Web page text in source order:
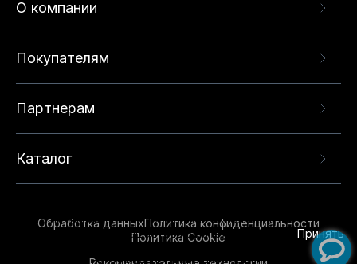
О компании
Покупателям
Партнерам
Каталог
Обработка данныхПолитика конфиденциальности
Политика Cookie
опыта на нашем сайте. Продолжая использовать
данный сайт, вы соглашаетесь с использованием
Принять